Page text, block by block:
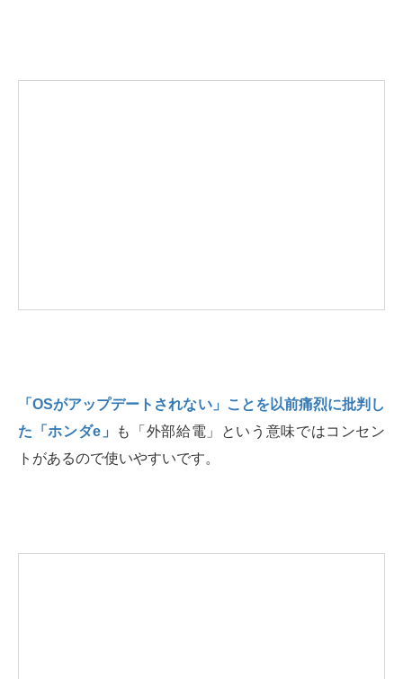
「OSがアップデートされない」ことを以前痛烈に批判し
た「ホンダe」
も「外部給電」という意味ではコンセン
トがあるので使いやすいです。